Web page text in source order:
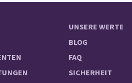
UNSERE WERTE
BLOG
FAQ
SICHERHEIT